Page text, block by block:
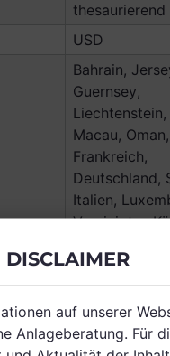
thesaurierend
USD
Bahrain,
Guernsey,
Liechtenstein,
Macau, Oman,
Frankreich,
Deutschland,
Italien,
Vereinigtes
Nordirland,
Schweiz,
Finnland,
Hong Kong,
Katar,
DISCLAIMER
auf unserer
Anlageberatung. Für